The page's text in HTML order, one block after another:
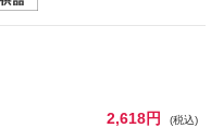
2,618円 (税込)